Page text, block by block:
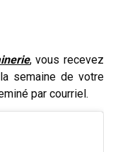
, vous recevez
semaine de votre
par courriel.